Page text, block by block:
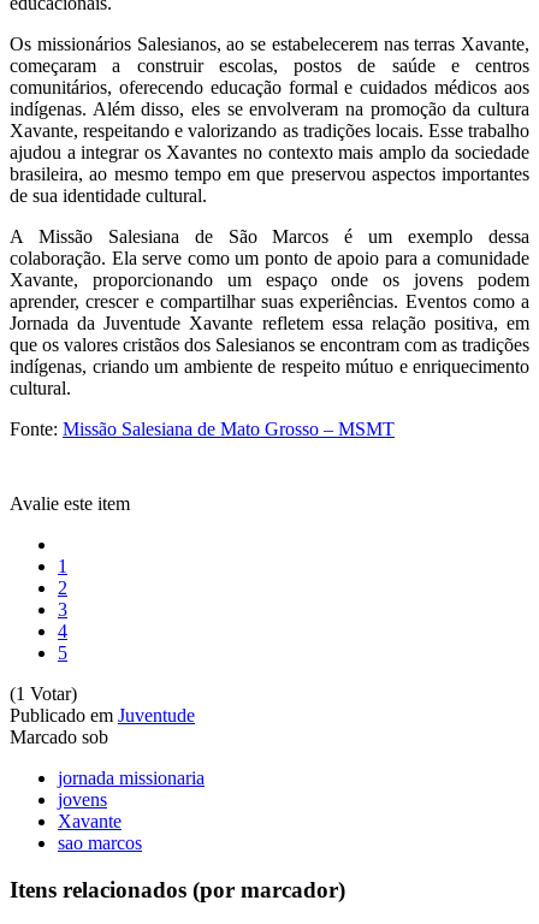
Os missionários Salesianos, ao se estabelecerem nas terras Xavante,
começaram a construir escolas, postos de saúde e centros
comunitários, oferecendo educação formal e cuidados médicos aos
indígenas. Além disso, eles se envolveram na promoção da cultura
Xavante, respeitando e valorizando as tradições locais. Esse trabalho
ajudou a integrar os Xavantes no contexto mais amplo da sociedade
brasileira, ao mesmo tempo em que preservou aspectos importantes
de sua identidade cultural.
A Missão Salesiana de São Marcos é um exemplo dessa
colaboração. Ela serve como um ponto de apoio para a comunidade
Xavante, proporcionando um espaço onde os jovens podem
aprender, crescer e compartilhar suas experiências. Eventos como a
Jornada da Juventude Xavante refletem essa relação positiva, em
que os valores cristãos dos Salesianos se encontram com as tradições
indígenas, criando um ambiente de respeito mútuo e enriquecimento
cultural.
Fonte: Missão Salesiana de Mato Grosso – MSMT
Avalie este item
1
2
3
4
5
(1 Votar)
Publicado em Juventude
Marcado sob
jornada missionaria
jovens
Xavante
sao marcos
Itens relacionados (por marcador)